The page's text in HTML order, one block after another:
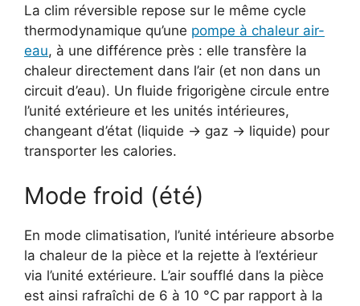
La clim réversible repose sur le même cycle
thermodynamique qu’une pompe à chaleur air-
eau, à une différence près : elle transfère la
chaleur directement dans l’air (et non dans un
circuit d’eau). Un fluide frigorigène circule entre
l’unité extérieure et les unités intérieures,
changeant d’état (liquide → gaz → liquide) pour
transporter les calories.
Mode froid (été)
En mode climatisation, l’unité intérieure absorbe
la chaleur de la pièce et la rejette à l’extérieur
via l’unité extérieure. L’air soufflé dans la pièce
est ainsi rafraîchi de 6 à 10 °C par rapport à la